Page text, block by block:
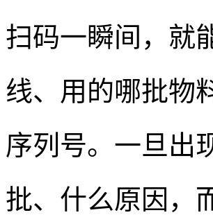
扫码一瞬间，就
线、用的哪批物
序列号。一旦出
批、什么原因，